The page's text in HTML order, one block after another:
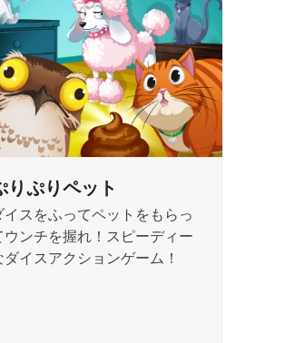
りぷりペット
イスをふってペットをもらっ
ウンチを握れ！スピーディー
ダイスアクションゲーム！